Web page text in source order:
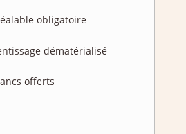
obligatoire
dématérialisé
offerts